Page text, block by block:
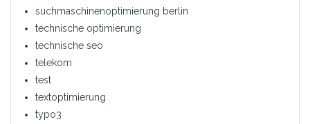
suchmaschinenoptimierung berlin
technische optimierung
technische seo
telekom
test
textoptimierung
typo3